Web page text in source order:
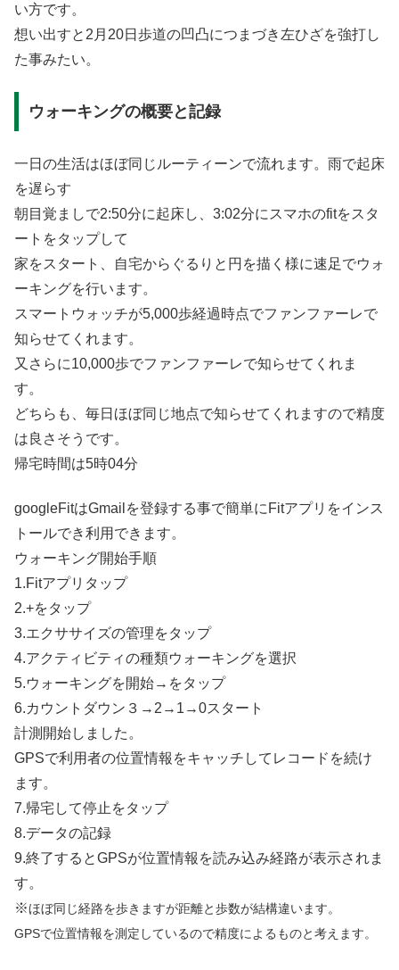
い方です。
想い出すと2月20日歩道の凹凸につまづき左ひざを強打し
た事みたい。
ウォーキングの概要と記録
一日の生活はほぼ同じルーティーンで流れます。雨で起床
を遅らす
朝目覚ましで2:50分に起床し、3:02分にスマホのfitをスタ
ートをタップして
家をスタート、自宅からぐるりと円を描く様に速足でウォ
ーキングを行います。
スマートウォッチが5,000歩経過時点でファンファーレで
知らせてくれます。
又さらに10,000歩でファンファーレで知らせてくれま
す。
どちらも、毎日ほぼ同じ地点で知らせてくれますので精度
は良さそうです。
帰宅時間は5時04分
googleFitはGmailを登録する事で簡単にFitアプリをインス
トールでき利用できます。
ウォーキング開始手順
1.Fitアプリタップ
2.+をタップ
3.エクササイズの管理をタップ
4.アクティビティの種類ウォーキングを選択
5.ウォーキングを開始→をタップ
6.カウントダウン３→2→1→0スタート
計測開始しました。
GPSで利用者の位置情報をキャッチしてレコードを続け
ます。
7.帰宅して停止をタップ
8.データの記録
9.終了するとGPSが位置情報を読み込み経路が表示されま
す。
※ほぼ同じ経路を歩きますが距離と歩数が結構違います。
GPSで位置情報を測定しているので精度によるものと考えます。